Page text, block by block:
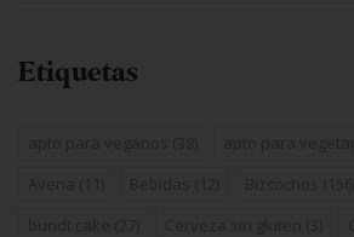
Etiquetas
apto para veganos (38) apto para
Avena (11) Bebidas (12) Bizcochos
bundt cake (27) Cerveza sin gluten (3)